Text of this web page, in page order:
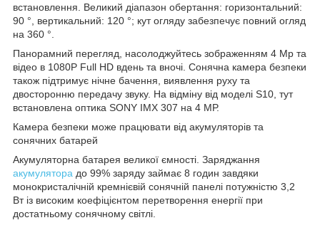
встановлення. Великий діапазон обертання: горизонтальний:
90 °, вертикальний: 120 °; кут огляду забезпечує повний огляд
на 360 °.
Панорамний перегляд, насолоджуйтесь зображенням 4 Mp та
відео в 1080P Full HD вдень та вночі. Сонячна камера безпеки
також підтримує нічне бачення, виявлення руху та
двосторонню передачу звуку. На відміну від моделі S10, тут
встановлена оптика SONY IMX 307 на 4 МР.
Камера безпеки може працювати від акумуляторів та
сонячних батарей
Акумуляторна батарея великої ємності. Заряджання
акумулятора до 99% заряду займає 8 годин завдяки
монокристалічній кремнієвій сонячній панелі потужністю 3,2
Вт із високим коефіцієнтом перетворення енергії при
достатньому сонячному світлі.